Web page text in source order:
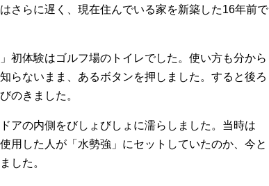
さらに遅く、現在住んでいる家を新築した16年前で
初体験はゴルフ場のトイレでした。使い方も分から
らないまま、あるボタンを押しました。すると後ろ
のきました。
アの内側をびしょびしょに濡らしました。当時は
用した人が「水勢強」にセットしていたのか、今と
した。